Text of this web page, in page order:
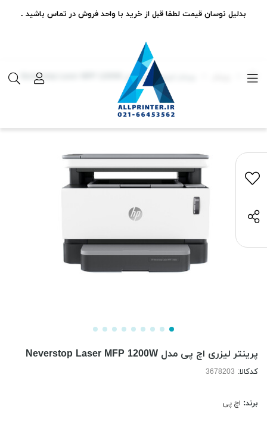
پرینتر لیزری اچ پی مدل Neverstop Laser MFP 1200W
پرینتر لیزری اچ پی مدل Neverstop Laser MFP 1200W
کدکالا:
برند: اچ پی
بدلیل نوسان قیمت لطفا قبل از خرید با واحد فروش در تماس باشید .